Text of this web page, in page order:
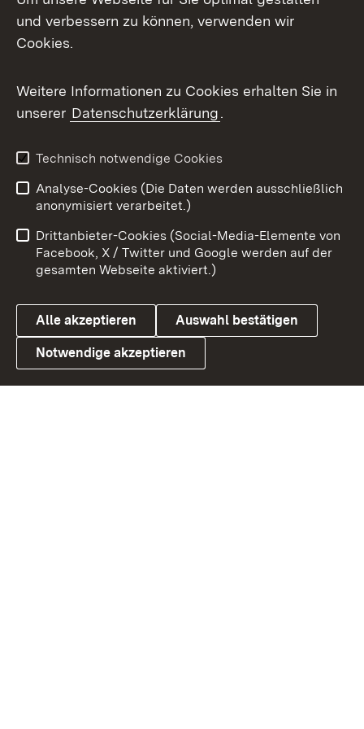
Facebook
X / Twitter
Youtube
Link zum Landesportal
Impressum
Kontakt
Barrierefreiheit
Datenschutz
Cookies
und verbessern zu können, verwenden wir
Cookies.
Weitere Informationen zu Cookies erhalten Sie in
unserer Datenschutzerklärung.
Technisch notwendige Cookies
Analyse-Cookies (Die Daten werden ausschließlich
anonymisiert verarbeitet.)
Drittanbieter-Cookies (Social-Media-Elemente von
Facebook, X / Twitter und Google werden auf der
gesamten Webseite aktiviert.)
Alle akzeptieren Auswahl bestätigen
Notwendige akzeptieren